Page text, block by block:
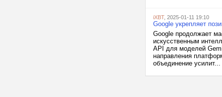
iXBT, 2025-01-11 19:10
Google укрепляет
Google продолжает
искусственным
API для моделей
направления
объединение усилит...